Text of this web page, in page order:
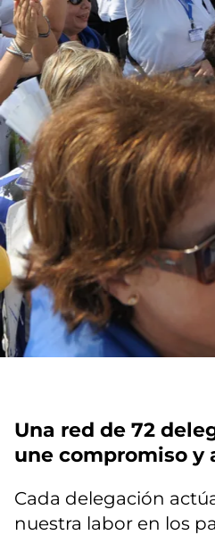
Una red de 72
une compromiso y
Cada delegación
nuestra labor en los